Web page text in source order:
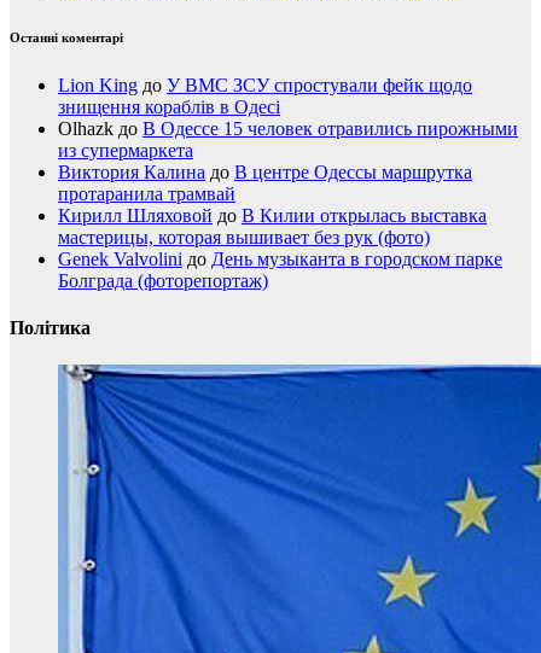
Останні коментарі
Lion King до У ВМС ЗСУ спростували фейк щодо
знищення кораблів в Одесі
Olhazk до В Одессе 15 человек отравились пирожными
из супермаркета
Виктория Калина до В центре Одессы маршрутка
протаранила трамвай
Кирилл Шляховой до В Килии открылась выставка
мастерицы, которая вышивает без рук (фото)
Genek Valvolini до День музыканта в городском парке
Болграда (фоторепортаж)
Політика